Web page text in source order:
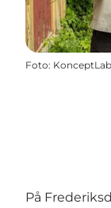
Foto: KonceptLab
På